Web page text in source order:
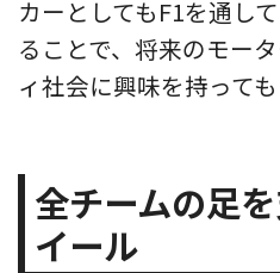
カーとしてもF1を通し
ることで、将来のモー
ィ社会に興味を持って
全チームの足
イール